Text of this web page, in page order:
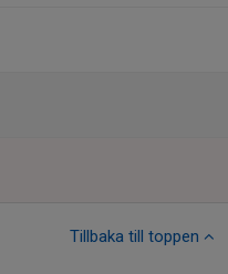
Tillbaka till toppen